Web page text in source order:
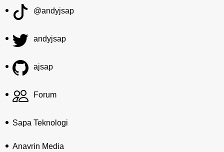
@andyjsap
andyjsap
ajsap
Forum
Sapa Teknologi
Anavrin Media